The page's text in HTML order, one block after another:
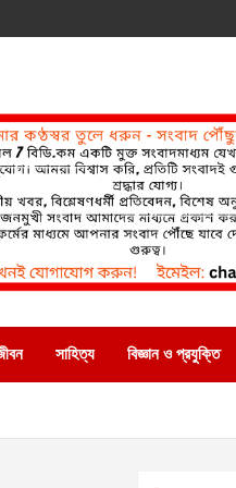
সাহিত্য বিজ্ঞান ও প্রযুক্তি